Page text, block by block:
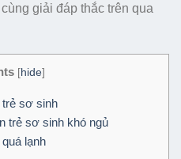
giải đáp thắc trên qua
[hide]
trẻ sơ sinh
trẻ sơ sinh khó ngủ
lạnh